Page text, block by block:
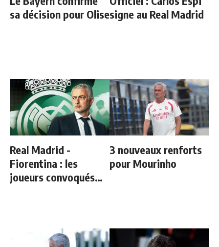
sa décision pour Olisesigne au Real Madrid
Real Madrid -
Fiorentina : les
joueurs convoqués
3 nouveaux renforts
pour Mourinho